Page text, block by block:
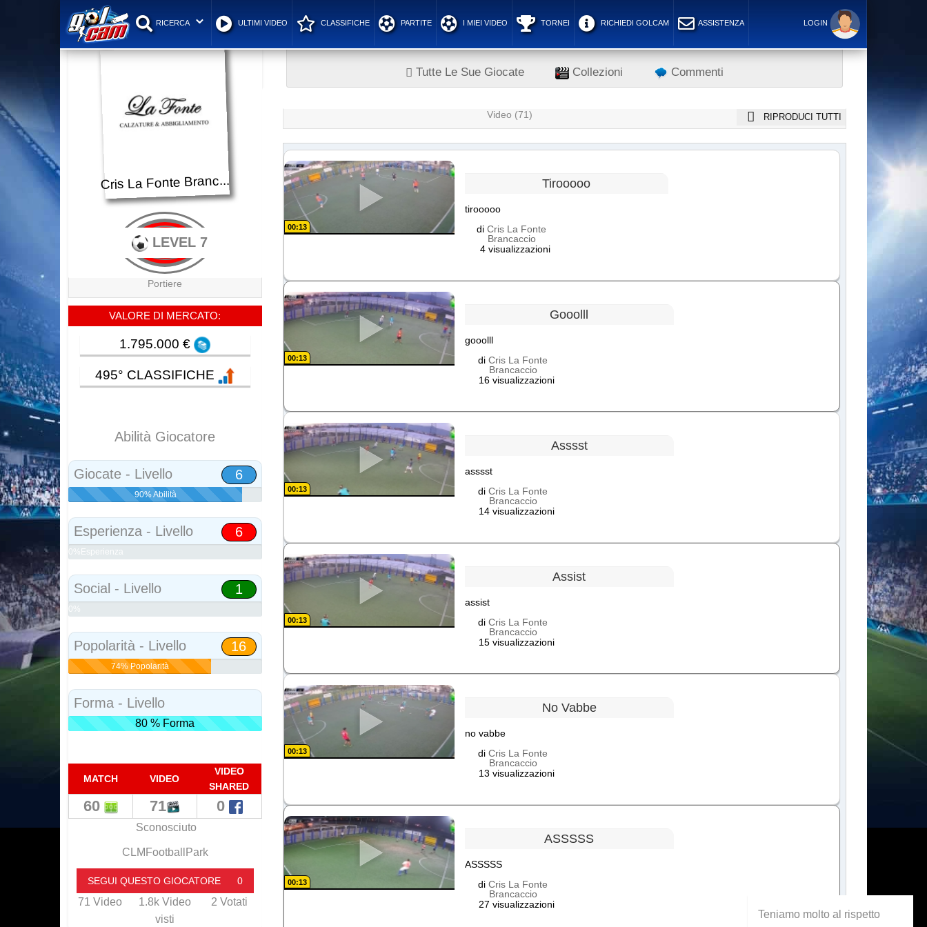
RICERCA ULTIMI VIDEO CLASSIFICHE PARTITE I MIEI VIDEO TORNEI RICHIEDI GOLCAM ASSISTENZA LOGIN
Cris La Fonte Branc...
LEVEL 7
Portiere
VALORE DI MERCATO:
1.795.000 €
495° CLASSIFICHE
Abilità Giocatore
Giocate - Livello 6
90% Abilità
Esperienza - Livello 6
0%Esperienza
Social - Livello 1
0%
Popolarità - Livello 16
74% Popolarità
Forma - Livello
80 % Forma
MATCH VIDEO
VIDEO
SHARED
60 71 0
Sconosciuto
CLMFootballPark
SEGUI QUESTO GIOCATORE 0
71 Video 1.8k Video
visti
2 Votati
Tutte Le Sue Giocate Collezioni Commenti
Video (71) RIPRODUCI TUTTI
00:13
Tirooooo
tirooooo
diCris La Fonte
Brancaccio
4 visualizzazioni
00:13
Gooolll
gooolll
diCris La Fonte
Brancaccio
16 visualizzazioni
00:13
Asssst
asssst
diCris La Fonte
Brancaccio
14 visualizzazioni
00:13
Assist
assist
diCris La Fonte
Brancaccio
15 visualizzazioni
00:13
No Vabbe
no vabbe
diCris La Fonte
Brancaccio
13 visualizzazioni
00:13
ASSSSS
ASSSSS
diCris La Fonte
Brancaccio
27 visualizzazioni
Teniamo molto al rispetto